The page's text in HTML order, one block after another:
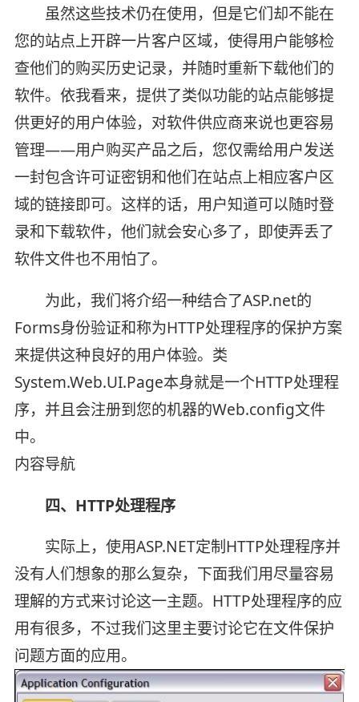
虽然这些技术仍在使用，但是它们却不能在
您的站点上开辟一片客户区域，使得用户能够检
查他们的购买历史记录，并随时重新下载他们的
软件。依我看来，提供了类似功能的站点能够提
供更好的用户体验，对软件供应商来说也更容易
管理——用户购买产品之后，您仅需给用户发送
一封包含许可证密钥和他们在站点上相应客户区
域的链接即可。这样的话，用户知道可以随时登
录和下载软件，他们就会安心多了，即使弄丢了
软件文件也不用怕了。
为此，我们将介绍一种结合了ASP.net的
Forms身份验证和称为HTTP处理程序的保护方案
来提供这种良好的用户体验。类
System.Web.UI.Page本身就是一个HTTP处理程
序，并且会注册到您的机器的Web.config文件
中。
内容导航
四、HTTP处理程序
实际上，使用ASP.NET定制HTTP处理程序并
没有人们想象的那么复杂，下面我们用尽量容易
理解的方式来讨论这一主题。HTTP处理程序的应
用有很多，不过我们这里主要讨论它在文件保护
问题方面的应用。